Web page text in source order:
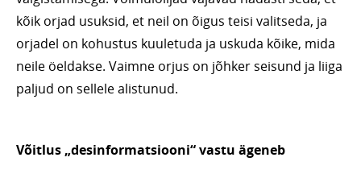
kõik orjad usuksid, et neil on õigus teisi valitseda, ja
orjadel on kohustus kuuletuda ja uskuda kõike, mida
neile öeldakse. Vaimne orjus on jõhker seisund ja liiga
paljud on sellele alistunud.
Võitlus „desinformatsiooni“ vastu ägeneb